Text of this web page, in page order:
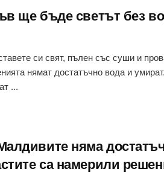
ще бъде светът без
си свят, пълен със суши и
нямат достатъчно вода и
...
няма
са намерили